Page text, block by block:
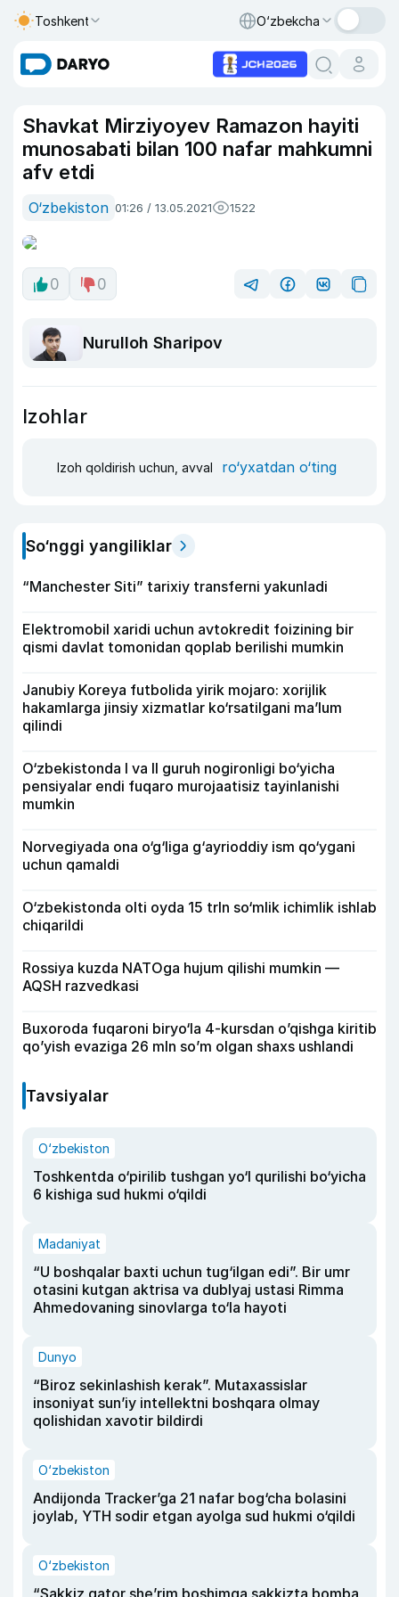
Toshkent O‘zbekcha
Shavkat Mirziyoyev Ramazon hayiti
munosabati bilan 100 nafar mahkumni
afv etdi
O‘zbekiston 01:26 / 13.05.2021 1522
0 0
Nurulloh Sharipov
Izohlar
Izoh qoldirish uchun, avval ro‘yxatdan o‘ting
So‘nggi yangiliklar
“Manchester Siti” tarixiy transferni yakunladi
Elektromobil xaridi uchun avtokredit foizining bir
qismi davlat tomonidan qoplab berilishi mumkin
Janubiy Koreya futbolida yirik mojaro: xorijlik
hakamlarga jinsiy xizmatlar ko‘rsatilgani ma’lum
qilindi
O‘zbekistonda I va II guruh nogironligi bo‘yicha
pensiyalar endi fuqaro murojaatisiz tayinlanishi
mumkin
Norvegiyada ona o‘g‘liga g‘ayrioddiy ism qo‘ygani
uchun qamaldi
O‘zbekistonda olti oyda 15 trln so‘mlik ichimlik ishlab
chiqarildi
Rossiya kuzda NATOga hujum qilishi mumkin —
AQSH razvedkasi
Buxoroda fuqaroni biryo‘la 4-kursdan o’qishga kiritib
qo’yish evaziga 26 mln so’m olgan shaxs ushlandi
Tavsiyalar
O‘zbekiston
Toshkentda o‘pirilib tushgan yo‘l qurilishi bo‘yicha
6 kishiga sud hukmi o‘qildi
Madaniyat
“U boshqalar baxti uchun tug‘ilgan edi”. Bir umr
otasini kutgan aktrisa va dublyaj ustasi Rimma
Ahmedovaning sinovlarga to‘la hayoti
Dunyo
“Biroz sekinlashish kerak”. Mutaxassislar
insoniyat sun’iy intellektni boshqara olmay
qolishidan xavotir bildirdi
O‘zbekiston
Andijonda Tracker’ga 21 nafar bog‘cha bolasini
joylab, YTH sodir etgan ayolga sud hukmi o‘qildi
O‘zbekiston
“Sakkiz qator she’rim boshimga sakkizta bomba